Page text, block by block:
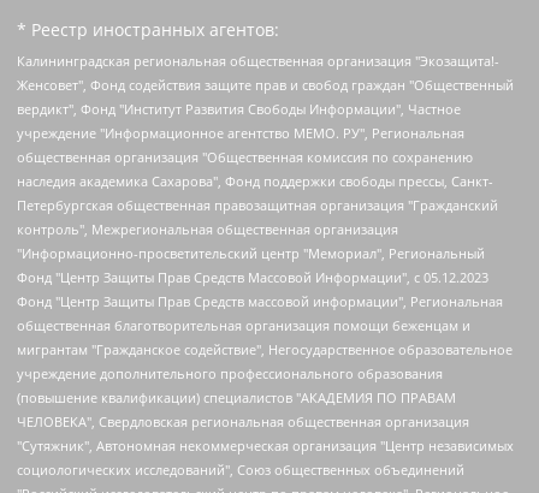
* Реестр иностранных агентов:
Калининградская региональная общественная организация "Экозащита!-Женсовет", Фонд содействия защите прав и свобод граждан "Общественный вердикт", Фонд "Институт Развития Свободы Информации", Частное учреждение "Информационное агентство МЕМО. РУ", Региональная общественная организация "Общественная комиссия по сохранению наследия академика Сахарова", Фонд поддержки свободы прессы, Санкт-Петербургская общественная правозащитная организация "Гражданский контроль", Межрегиональная общественная организация "Информационно-просветительский центр "Мемориал", Региональный Фонд "Центр Защиты Прав Средств Массовой Информации", с 05.12.2023 Фонд "Центр Защиты Прав Средств массовой информации", Региональная общественная благотворительная организация помощи беженцам и мигрантам "Гражданское содействие", Негосударственное образовательное учреждение дополнительного профессионального образования (повышение квалификации) специалистов "АКАДЕМИЯ ПО ПРАВАМ ЧЕЛОВЕКА", Свердловская региональная общественная организация "Сутяжник", Автономная некоммерческая организация "Центр независимых социологических исследований", Союз общественных объединений "Российский исследовательский центр по правам человека", Региональное общественное учреждение научно-информационный центр "МЕМОРИАЛ", Некоммерческая организация "Фонд защиты гласности", Автономная некоммерческая организация "Институт прав человека", Городская общественная организация "Екатеринбургское общество "МЕМОРИАЛ", Городская общественная организация "Рязанское историко-просветительское и правозащитное общество "Мемориал" (Рязанский Мемориал), Челябинский региональный орган общественной самодеятельности – женское общественное объединение "Женщины Евразии", Челябинский региональный орган общественной самодеятельности "Уральская правозащитная группа", Фонд содействия защите здоровья и социальной справедливости имени Андрея Рылькова, Автономная Некоммерческая Организация "Аналитический Центр Юрия Левады", Автономная некоммерческая организация социальной поддержки населения "Проект Апрель", Региональная общественная организация помощи женщинам и детям, находящимся в кризисной ситуации "Информационно-методический центр "Анна", Фонд содействия развитию массовых коммуникаций и правовому просвещению "Так-так-Так", Фонд содействия устойчивому развитию "Серебряная тайга", Свердловский региональный общественный фонд социальных проектов "Новое время", "Idel.Реалии", Кавказ.Реалии, Крым.Реалии, Телеканал Настоящее Время, Татаро-башкирская служба Радио Свобода (Azatliq Radiosi), Радио Свободная Европа/Радио Свобода (PCE/PC), "Сибирь.Реалии", "Фактограф", Благотворительный фонд помощи осужденным и их семьям, Автономная некоммерческая организация "Институт глобализации и социальных движений", Фонд "В защиту прав заключенных", Частное учреждение "Центр поддержки и содействия развитию средств массовой информации", Пензенский региональный общественный благотворительный фонд "Гражданский союз", "Север.Реалии", Некоммерческая организация Фонд "Правовая инициатива", Общество с ограниченной ответственностью "Радио Свободная Европа/Радио Свобода", Чешское информационное агентство "MEDIUM-ORIENT", Красноярская региональная общественная организация "Мы против СПИДа", Камалягин Денис Николаевич, Маркелов Сергей Евгеньевич, Пономарев Лев Александрович, Савицкая Людмила Алексеевна, Автономная некоммерческая организация "Центр по работе с проблемой насилия "НАСИЛИЮ.НЕТ", Межрегиональный профессиональный союз работников здравоохранения "Альянс врачей", Юридическое лицо, зарегистрированное в Латвийской Республике, SIA "Medusa Project" (регистрационный номер 40103797863, дата регистрации 10.06.2014), Некоммерческая организация "Фонд по борьбе с коррупцией", Автономная некоммерческая организация "Институт права и публичной политики", Баданин Роман Сергеевич, Гликин Максим Александрович, Железнова Мария Михайловна, Лукьянова Юлия Сергеевна, Маетная Елизавета Витальевна, Маняхин Петр Борисович, Чуракова Ольга Владимировна, Ярош Юлия Петровна, Юридическое лицо "The Insider SIA", зарегистрированное в Риге, Латвийская Республика (дата регистрации 26.06.2015), являющееся администратором доменного имени интернет-издания "The Insider SIA", https://theins.ru, Постернак Алексей Евгеньевич, Рубин Михаил Аркадьевич, Анин Роман Александрович, Юридическое лицо Istories fonds, зарегистрированное в Латвийской Республике (регистрационный номер 50008295751, дата регистрации 24.02.2020), Великовский Дмитрий Александрович, Долинина Ирина Николаевна, Мароховская Алеся Алексеевна, Шлейнов Роман Юрьевич, Шмагун Олеся Валентиновна, Общество с ограниченной ответственностью "Альтаир 2021", Общество с ограниченной ответственностью "Вега 2021", Общество с ограниченной ответственностью "Главный редактор 2021", Общество с ограниченной ответственностью "Ромашки монолит", Важенков Артем Валерьевич, Ивановская областная общественная организация "Центр гендерных исследований", Гурман Юрий Альбертович, Медиапроект "ОВД-Инфо", Егоров Владимир Владимирович, Жилинский Владимир Александрович, Общество с ограниченной ответственностью "ЗП", Иванова София Юрьевна, Карезина Инна Павловна, Кильтау Екатерина Викторовна, Петров Алексей Викторович, Пискунов Сергей Евгеньевич, Смирнов Сергей Сергеевич, Тихонов Михаил Сергеевич, Общество с ограниченной ответственностью "ЖУРНАЛИСТ-ИНОСТРАННЫЙ АГЕНТ", Арапова Галина Юрьевна, Вольтская Татьяна Анатольевна, Американская компания "Mason G.E.S. Anonymous Foundation" (США), являющаяся владельцем интернет-издания https://mnews.world/, Компания "Stichting Bellingcat", зарегистрированная в Нидерландах (дата регистрации 11.07.2018), Захаров Андрей Вячеславович, Клепиковская Екатерина Дмитриевна, Общество с ограниченной ответственностью "МЕМО", Перл Роман Александрович, Симонов Евгений Алексеевич, Соловьева Елена Анатольевна, Сотников Даниил Владимирович, Сурначева Елизавета Дмитриевна, Автономная некоммерческая организация по защите прав человека и информированию населения "Якутия – Наше Мнение", Общество с ограниченной ответственностью "Москоу диджитал медиа", с 26.01.2023 Общество с ограниченной ответственностью "Чайка Белые сады", Ветошкина Валерия Валерьевна, Заговора Максим Александрович, Межрегиональное общественное движение "Российская ЛГБТ - сеть", Оленичев Максим Владимирович, Павлов Иван Юрьевич, Скворцова Елена Сергеевна, Общество с ограниченной ответственностью "Как бы инагент", Кочетков Игорь Викторович, Общество с ограниченной ответственностью "Честные выборы", Еланчик Олег Александрович, Общество с ограниченной ответственностью "Нобелевский призыв", Гималова Регина Эмилевна, Григорьев Андрей Валерьевич, Григорьева Алина Александровна, Ассоциация по содействию защите прав призывников, альтернативнослужащих и военнослужащих "Правозащитная группа "Гражданин.Армия.Право", Хисамова Регина Фаритовна, Автономная некоммерческая организация по реализации социально-правовых программ "Лилит", Дальневосточное общественное движение "Маяк", Санкт-Петербургская ЛГБТ-инициативная группа "Выход", Инициативная группа ЛГБТ+ "Реверс", Алексеев Андрей Викторович, Бекбулатова Таисия Львовна, Беляев Иван Михайлович, Владыкина Елена Сергеевна, Гельман Марат Александрович, Никульшина Вероника Юрьевна, Толоконникова Надежда Андреевна, Шендерович Виктор Анатольевич, Общество с ограниченной ответственностью "Данное сообщение", Общество с ограниченной ответственностью Издательский дом "Новая глава", Айнбиндер Александра Александровна, Московский комьюнити-центр для ЛГБТ+инициатив, Благотворительный фонд развития филантропии, Deutsche Welle (Германия, Kurt-Schumacher-Strasse 3, 53113 Bonn), Борзунова Мария Михайловна, Воробьев Виктор Викторович, Голубева Анна Львовна, Константинова Алла Михайловна, Малкова Ирина Владимировна, Мурадов Мурад Абдулгалимович, Осетинская Елизавета Николаевна, Понасенков Евгений Николаевич, Ганапольский Матвей Юрьевич, Киселев Евгений Алексеевич, Борухович Ирина Григорьевна, Дремин Иван Тимофеевич, Дубровский Дмитрий Викторович, Красноярская региональная общественная организация поддержки и развития альтернативных образовательных технологий и межкультурных коммуникаций "ИНТЕРРА", Маяковская Екатерина Алексеевна, Фейгин Марк Захарович, Филимонов Андрей Викторович, Дзугкоева Регина Николаевна, Доброхотов Роман Александрович, Дудь Юрий Александрович, Елкин Сергей Владимирович, Кругликов Кирилл Игоревич, Сабунаева Мария Леонидовна, Семенов Алексей Владимирович, Шаинян Карен Багратович, Шульман Екатерина Михайловна, Асафьев Артур Валерьевич, Вахштайн Виктор Семенович, Венедиктов Алексей Алексеевич, Лушникова Екатерина Евгеньевна, Волков Леонид Михайлович, Невзоров Александр Глебович, Пархоменко Сергей Борисович, Сироткин Ярослав Николаевич, Кара-Мурза Владимир Владимирович, Баранова Наталья Владимировна, Гозман Леонид Яковлевич, Кагарлицкий Борис Юльевич, Климарев Михаил Валерьевич, Милов Владимир Станиславович, Автономная некоммерческая организация Краснодарский центр современного искусства "Типография", Моргенштерн Алишер Тагирович, Соболь Любовь Эдуардовна, Общество с ограниченной ответственностью "ЛИЗА НОРМ", Каспаров Гарри Кимович, Ходорковский Михаил Борисович, Общество с ограниченной ответственностью "Апрельские тезисы", Данилович Ирина Брониславовна, Кашин Олег Владимирович, Петров Николай Владимирович, Пивоваров Алексей Владимирович, Соколов Михаил Владимирович, Цветкова Юлия Владимировна, Чичваркин Евгений Александрович, Комитет против пыток/Команда против пыток, Общество с ограниченной ответственностью "Первый научный", Общество с ограниченной ответственностью "Вертолет и ко", Белоцерковская Вероника Борисовна, Кац Максим Евгеньевич, Лазарева Татьяна Юрьевна, Шаведдинов Руслан Табризович, Яшин Илья Валерьевич, Общество с ограниченной ответственностью "Иноагент ААВ", Алешковский Дмитрий Петрович, Альбац Евгения Марковна, Быков Дмитрий Львович, Галямина Юлия Евгеньевна, Лойко Сергей Леонидович, Мартынов Кирилл Константинович, Медведев Сергей Александрович, Крашенинников Федор Геннадиевич, Гордеева Катерина Вл